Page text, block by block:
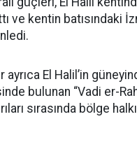
ve kentin batısındaki
ayrıca El Halil’in
bulunan “Vadi er-
sırasında bölge